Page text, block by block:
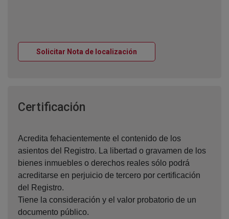
Solicitar Nota de localización
Certificación
Acredita fehacientemente el contenido de los
asientos del Registro. La libertad o gravamen de los
bienes inmuebles o derechos reales sólo podrá
acreditarse en perjuicio de tercero por certificación
del Registro.
Tiene la consideración y el valor probatorio de un
documento público.